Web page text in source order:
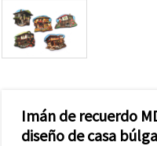
Imán de recuerdo
diseño de casa